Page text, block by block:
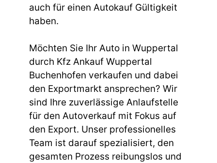
auch für einen Autokauf Gültigkeit
haben.
Möchten Sie Ihr Auto in Wuppertal
durch Kfz Ankauf Wuppertal
Buchenhofen verkaufen und dabei
den Exportmarkt ansprechen? Wir
sind Ihre zuverlässige Anlaufstelle
für den Autoverkauf mit Fokus auf
den Export. Unser professionelles
Team ist darauf spezialisiert, den
gesamten Prozess reibungslos und